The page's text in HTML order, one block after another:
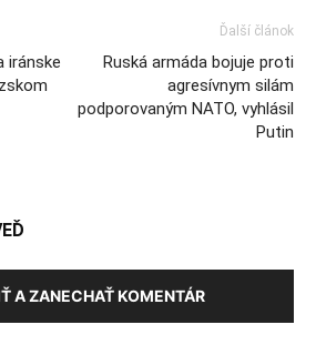
iránske
Ďalší článok
Ruská armáda bojuje proti
agresívnym silám
podporovaným NATO, vyhlásil
Putin
A ZANECHAŤ KOMENTÁR